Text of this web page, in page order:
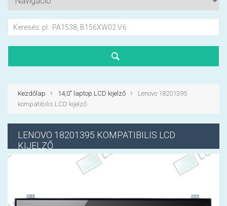
Kezdőlap 14,0" laptop LCD kijelző
Lenovo 18201395
kompatibilis LCD kijelző
LENOVO 18201395 KOMPATIBILIS LCD
KIJELZŐ